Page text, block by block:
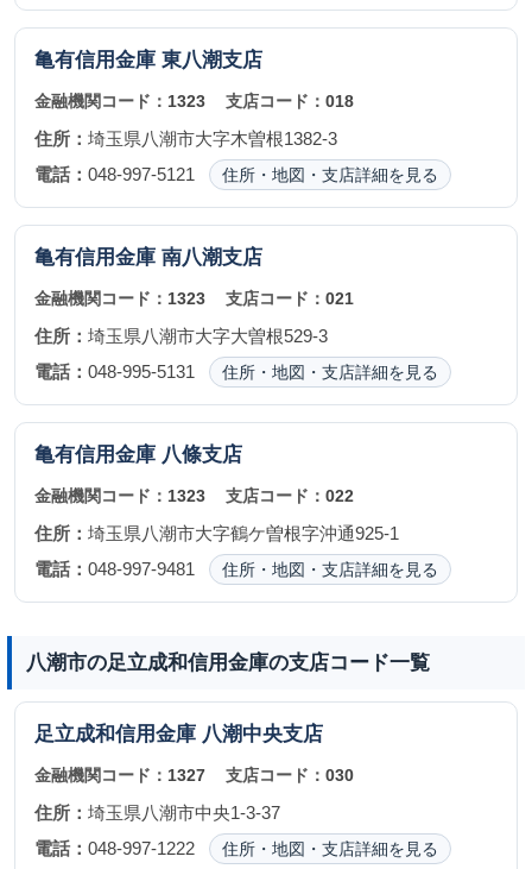
亀有信用金庫 東八潮支店
金融機関コード： 1323 支店コード：018
住所： 埼玉県八潮市大字木曽根1382-3
電話： 048-997-5121 住所・地図・支店詳細を見る
亀有信用金庫 南八潮支店
金融機関コード： 1323 支店コード：021
住所： 埼玉県八潮市大字大曽根529-3
電話： 048-995-5131 住所・地図・支店詳細を見る
亀有信用金庫 八條支店
金融機関コード： 1323 支店コード：022
住所： 埼玉県八潮市大字鶴ケ曽根字沖通925-1
電話： 048-997-9481 住所・地図・支店詳細を見る
八潮市の足立成和信用金庫の支店コード一覧
足立成和信用金庫 八潮中央支店
金融機関コード： 1327 支店コード：030
住所： 埼玉県八潮市中央1-3-37
電話： 048-997-1222 住所・地図・支店詳細を見る